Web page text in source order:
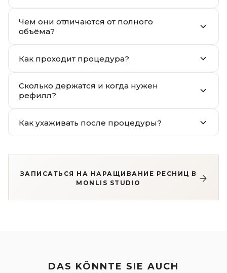
Чем они отличаются от полного
объёма?
Как проходит процедура?
Сколько держатся и когда нужен
рефилл?
Как ухаживать после процедуры?
ЗАПИСАТЬСЯ НА НАРАЩИВАНИЕ РЕСНИЦ В
MONLIS STUDIO
DAS KÖNNTE SIE AUCH